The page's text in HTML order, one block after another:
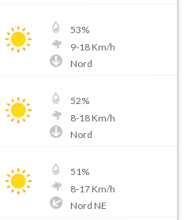
53%
9-18Km/h
Nord
52%
8-18Km/h
Nord
51%
8-17Km/h
Nord NE